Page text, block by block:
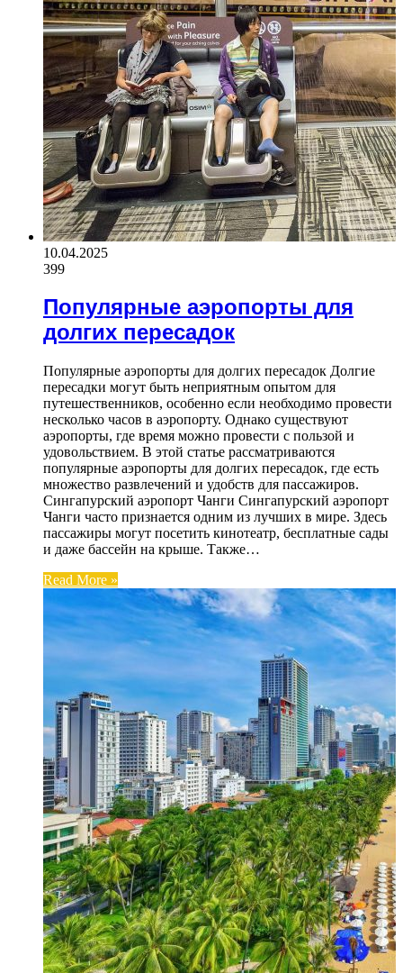
10.04.2025
399
Популярные аэропорты для
долгих пересадок
Популярные аэропорты для долгих пересадок Долгие
пересадки могут быть неприятным опытом для
путешественников, особенно если необходимо провести
несколько часов в аэропорту. Однако существуют
аэропорты, где время можно провести с пользой и
удовольствием. В этой статье рассматриваются
популярные аэропорты для долгих пересадок, где есть
множество развлечений и удобств для пассажиров.
Сингапурский аэропорт Чанги Сингапурский аэропорт
Чанги часто признается одним из лучших в мире. Здесь
пассажиры могут посетить кинотеатр, бесплатные сады
и даже бассейн на крыше. Также…
Read More »